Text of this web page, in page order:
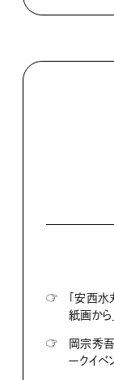
☞
「安西
紙画から
☞
岡宗秀吾
ークイベ